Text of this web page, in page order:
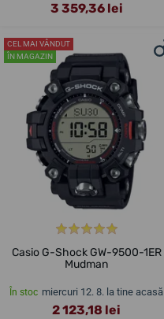
3 359,36 lei
CEL MAI VÂNDUT
ÎN MAGAZIN
Casio G-Shock GW-9500-1ER
Mudman
În stoc miercuri 12. 8. la tine acasă
2 123,18 lei